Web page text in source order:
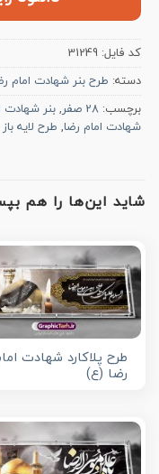
کد فایل: 31249
دسته: طرح بنر شهادت امام
برچسب: 28 صفر , بنر شهادت
شهادت امام رضا, طرح لایه
شاید این‌ها را هم
طرح پلاکارد شهادت
رضا (ع)